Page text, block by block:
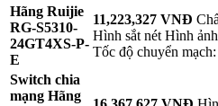
Hãng Ruijie
RG-S5310-
24GT4XS-P-
E
11,223,327 VNĐ
Hình sắt nét Hình
Tốc độ chuyển
Switch chia
mạng Hãng